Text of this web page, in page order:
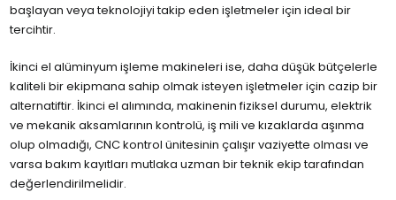
başlayan veya teknolojiyi takip eden işletmeler için ideal bir
tercihtir.
İkinci el alüminyum işleme makineleri ise, daha düşük bütçelerle
kaliteli bir ekipmana sahip olmak isteyen işletmeler için cazip bir
alternatiftir. İkinci el alımında, makinenin fiziksel durumu, elektrik
ve mekanik aksamlarının kontrolü, iş mili ve kızaklarda aşınma
olup olmadığı, CNC kontrol ünitesinin çalışır vaziyette olması ve
varsa bakım kayıtları mutlaka uzman bir teknik ekip tarafından
değerlendirilmelidir.